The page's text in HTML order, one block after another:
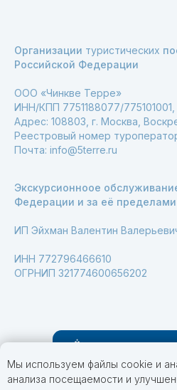
Организации туристических
Российской Федерации
ООО «Чинкве Терре»
ИНН/КПП 7751188077/
Адрес: 108803, г. Москва,
Реестровый номер
Почта: info@5terre.ru
Экскурсионноое
Федерации и за её пределами
ИП Эйхман Валентин
ИНН 772796466610
ОГРНИП 321774600656202
Мы используем файлы cookie и
анализа посещаемости и